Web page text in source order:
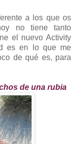
a los que os
no tiene tanto
el nuevo Activity
es en lo que me
de qué es, para
de una rubia